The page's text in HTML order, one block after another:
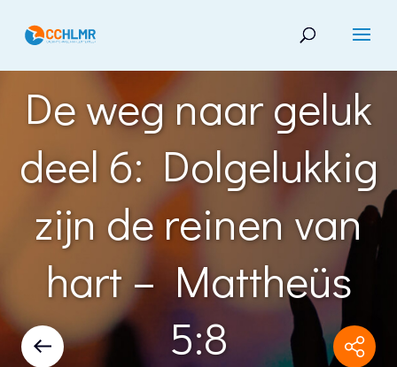
De weg naar geluk
deel 6: Dolgelukkig
zijn de reinen van
hart – Mattheüs
5:8